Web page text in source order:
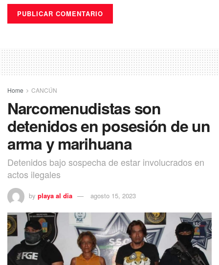
Home CANCÚN
Narcomenudistas son
detenidos en posesión de un
arma y marihuana
Detenidos bajo sospecha de estar involucrados en
actos ilegales
by playa al dia agosto 15, 2023